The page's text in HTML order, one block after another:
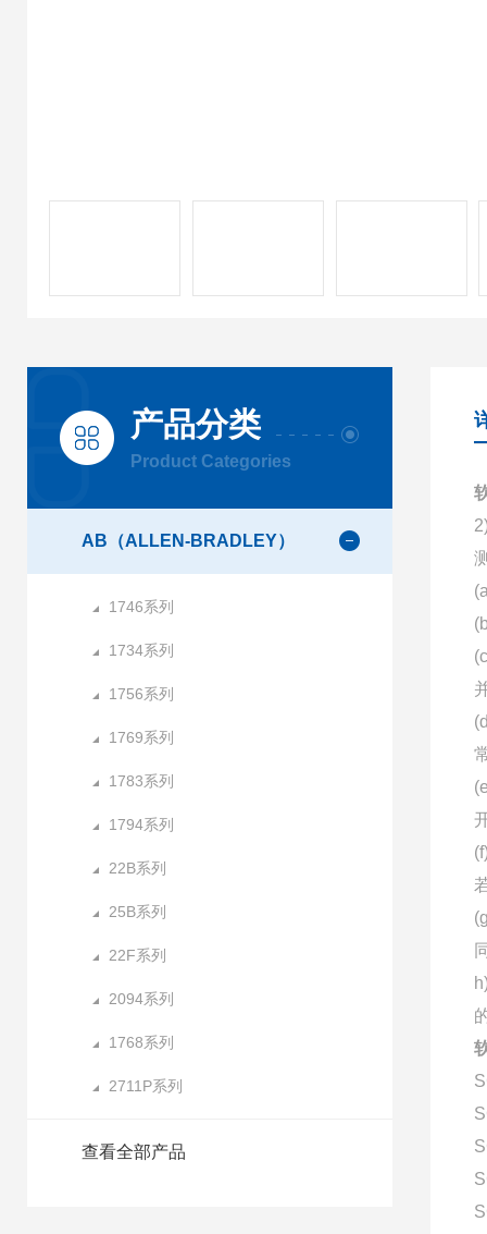
产品分类
Product Categories
AB（ALLEN-BRADLEY）
1746系列
1734系列
1756系列
1769系列
1783系列
1794系列
22B系列
25B系列
22F系列
2094系列
1768系列
2711P系列
查看全部产品